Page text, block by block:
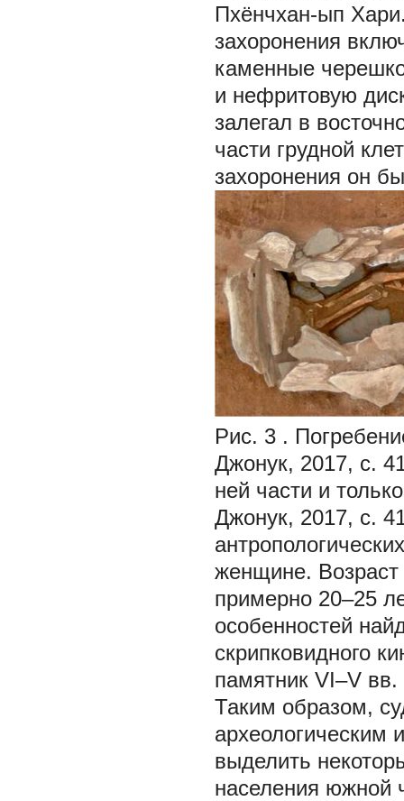
Пхёнчхан-ып
захоронения
каменные
и нефритовую
залегал в
части грудной
захоронения он
Рис. 3 .
Джонук, 2017, с.
ней части и
Джонук, 2017, с.
женщине. Возраст
примерно 20–25
особенностей
скрипковидного
памятник VI–V
Таким образом,
археологическим
выделить
населения южной